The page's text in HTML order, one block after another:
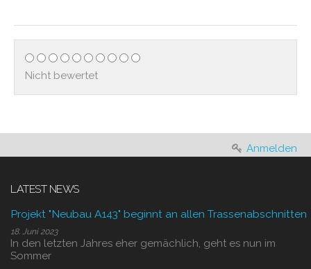
Nicht bewertet
Anmelden
LATEST NEWS
Projekt "Neubau A143" beginnt an allen Trassenabschnitten
18. Juni 2023
In den letzten Jahres eher gemächlich, geht es nun im
Sommer